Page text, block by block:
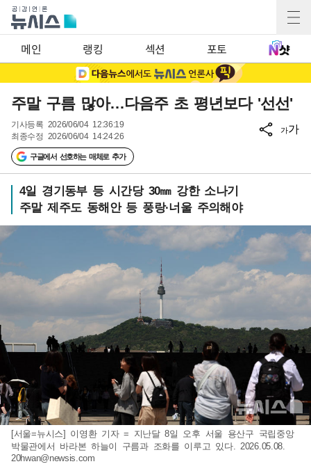
메인 랭킹 섹션 포토
주말 구름 많아…다음주 초 평년보다 '선선'
기사등록 2026/06/04 12:36:19
최종수정 2026/06/04 14:24:26
구글에서 선호하는 매체로 추가
가가
4일 경기동부 등 시간당 30㎜ 강한 소나기
주말 제주도 동해안 등 풍랑·너울 주의해야
[서울=뉴시스] 이영환 기자 = 지난달 8일 오후 서울 용산구 국립중앙
박물관에서 바라본 하늘이 구름과 조화를 이루고 있다. 2026.05.08.
20hwan@newsis.com